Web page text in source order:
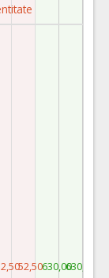
52,50630,00630,00